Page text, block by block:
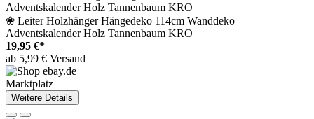
❀ Leiter Holzhänger Hängedeko 114cm Wanddeko
Adventskalender Holz Tannenbaum KRO
19,95 €*
ab 5,99 € Versand
Marktplatz
Weitere Details